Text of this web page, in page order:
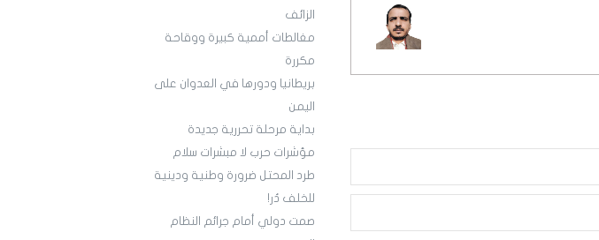
الزائف
مغالطات أممية كبيرة ووقاحة
مكررة
بريطانيا ودورها في العدوان على
اليمن
بداية مرحلة تحررية جديدة
مؤشرات حرب لا مبشرات سلام
طرد المحتل ضرورة وطنية ودينية
للخلف دُر!
صمت دولي أمام جرائم النظام